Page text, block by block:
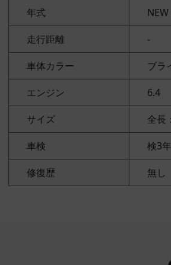
年式 NEW
走行距離 -
車体カラー ブラ
エンジン 6.4
サイズ 全長
車検 検3
修復歴 無し